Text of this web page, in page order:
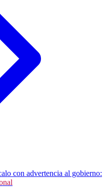
con advertencia al gobierno: